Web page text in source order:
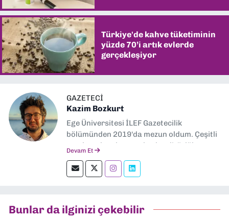
Türkiye'de kahve tüketiminin
yüzde 70’i artık evlerde
gerçekleşiyor
GAZETECI
Kazim Bozkurt
Ege Üniversitesi İLEF Gazetecilik
bölümünden 2019'da mezun oldum. Çeşitli
yerel ve ulusal gazetelerde editörlük,
okumayı severim.
Devam Et
Bunlar da ilginizi çekebilir